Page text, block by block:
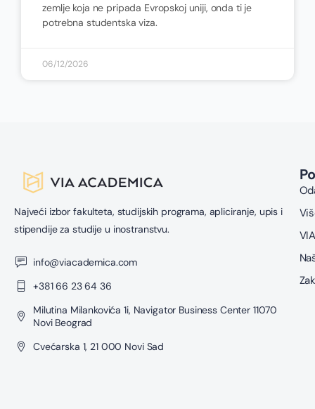
zemlje koja ne pripada Evropskoj uniji, onda ti je
potrebna studentska viza.
06/12/2026
Najveći izbor fakulteta, studijskih programa, apliciranje, upis i
stipendije za studije u inostranstvu.
info@viacademica.com
+381 66 23 64 36
Milutina Milankovića 1i, Navigator Business Center 11070
Novi Beograd
Cvećarska 1, 21 000 Novi Sad